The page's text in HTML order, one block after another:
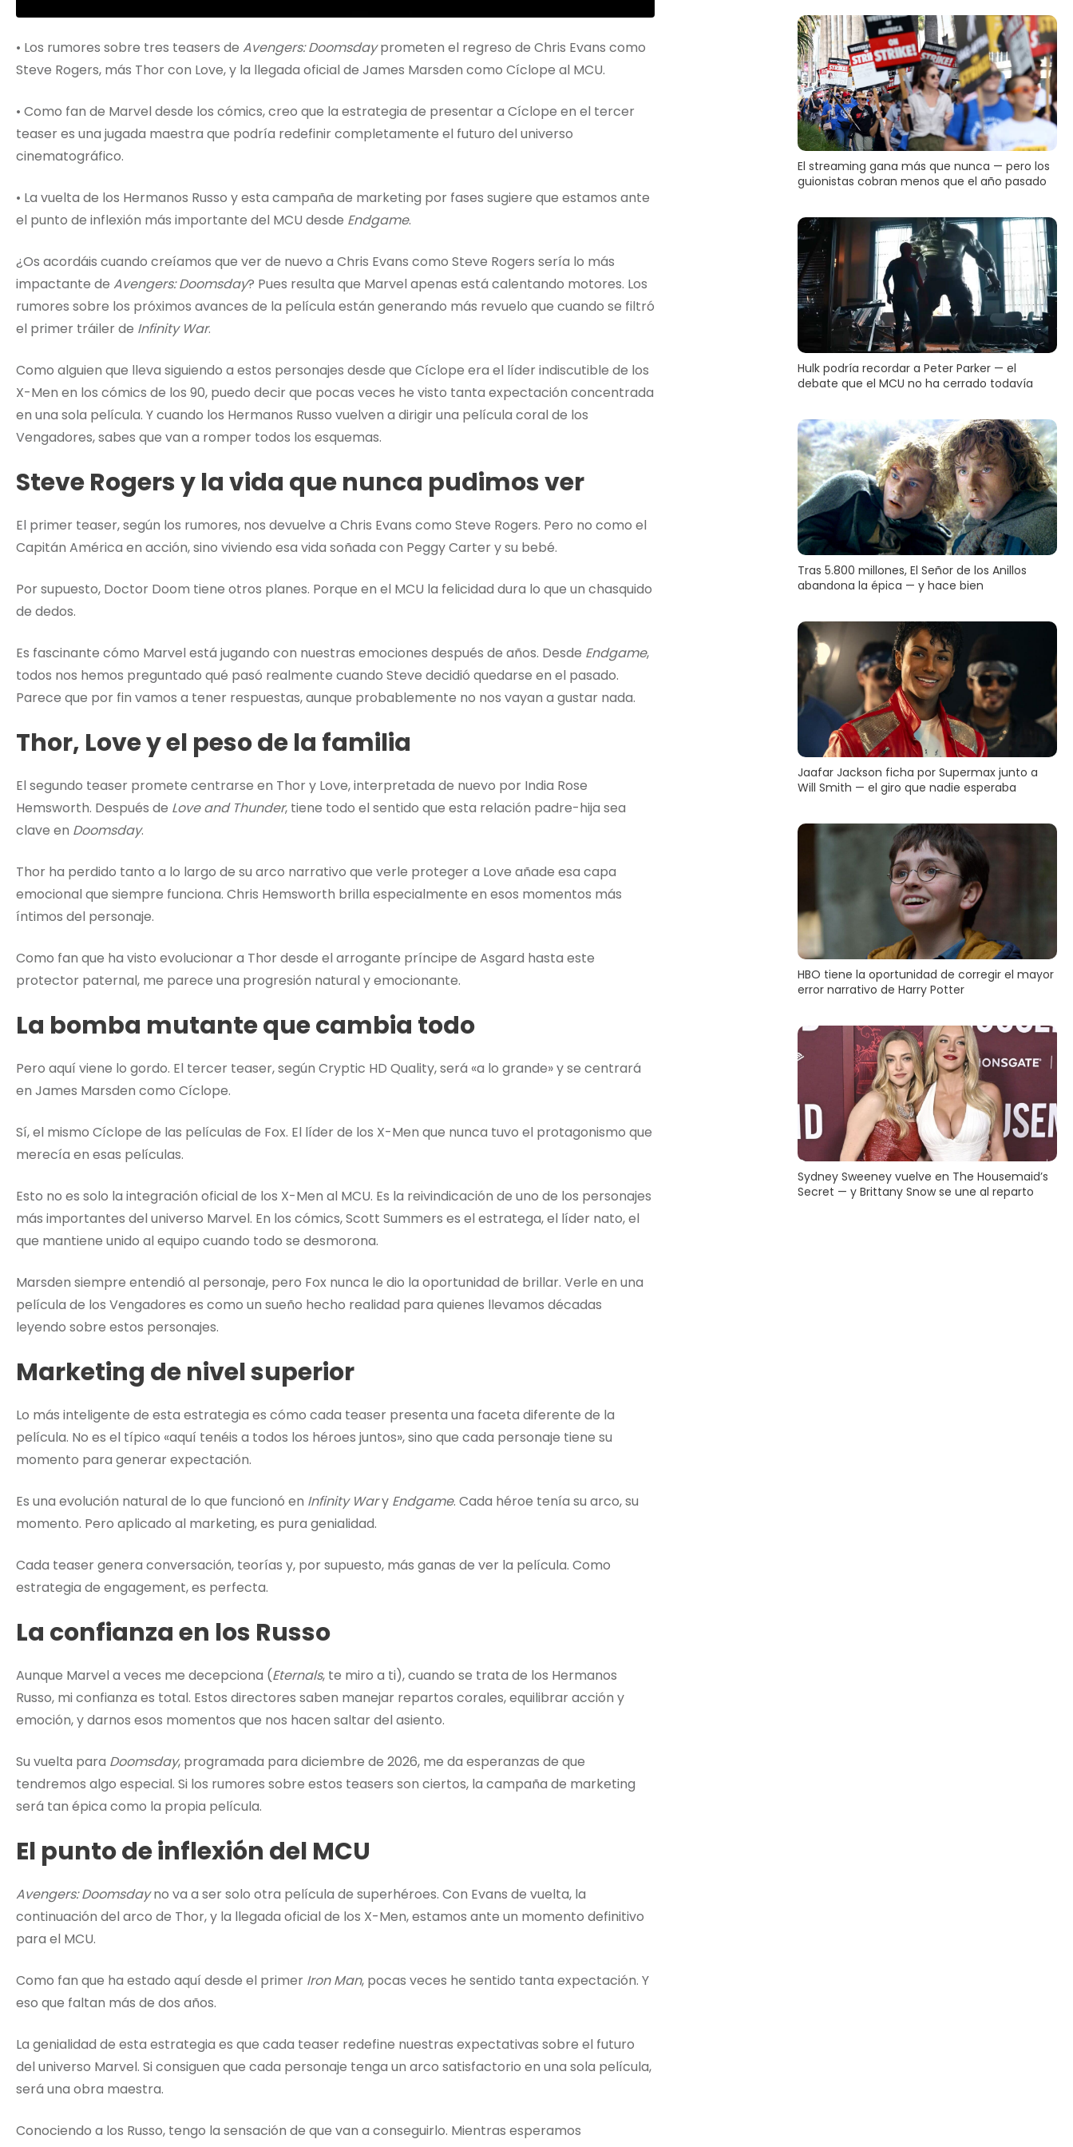
• Los rumores sobre tres teasers de Avengers: Doomsdayprometen el regreso de Chris Evans como
Steve Rogers, más Thor con Love, y la llegada oficial de James Marsden como Cíclope al MCU.
• Como fan de Marvel desde los cómics, creo que la estrategia de presentar a Cíclope en el tercer
teaser es una jugada maestra que podría redefinir completamente el futuro del universo
cinematográfico.
• La vuelta de los Hermanos Russo y esta campaña de marketing por fases sugiere que estamos ante
el punto de inflexión más importante del MCU desde Endgame.
¿Os acordáis cuando creíamos que ver de nuevo a Chris Evans como Steve Rogers sería lo más
impactante de Avengers: Doomsday? Pues resulta que Marvel apenas está calentando motores. Los
rumores sobre los próximos avances de la película están generando más revuelo que cuando se filtró
el primer tráiler de Infinity War.
Como alguien que lleva siguiendo a estos personajes desde que Cíclope era el líder indiscutible de los
X-Men en los cómics de los 90, puedo decir que pocas veces he visto tanta expectación concentrada
en una sola película. Y cuando los Hermanos Russo vuelven a dirigir una película coral de los
Vengadores, sabes que van a romper todos los esquemas.
Steve Rogers y la vida que nunca pudimos ver
El primer teaser, según los rumores, nos devuelve a Chris Evans como Steve Rogers. Pero no como el
Capitán América en acción, sino viviendo esa vida soñada con Peggy Carter y su bebé.
Por supuesto, Doctor Doom tiene otros planes. Porque en el MCU la felicidad dura lo que un chasquido
de dedos.
Es fascinante cómo Marvel está jugando con nuestras emociones después de años. Desde Endgame,
todos nos hemos preguntado qué pasó realmente cuando Steve decidió quedarse en el pasado.
Parece que por fin vamos a tener respuestas, aunque probablemente no nos vayan a gustar nada.
Thor, Love y el peso de la familia
El segundo teaser promete centrarse en Thor y Love, interpretada de nuevo por India Rose
Hemsworth. Después de Love and Thunder, tiene todo el sentido que esta relación padre-hija sea
clave en Doomsday.
Thor ha perdido tanto a lo largo de su arco narrativo que verle proteger a Love añade esa capa
emocional que siempre funciona. Chris Hemsworth brilla especialmente en esos momentos más
íntimos del personaje.
Como fan que ha visto evolucionar a Thor desde el arrogante príncipe de Asgard hasta este
protector paternal, me parece una progresión natural y emocionante.
La bomba mutante que cambia todo
Pero aquí viene lo gordo. El tercer teaser, según Cryptic HD Quality, será «a lo grande» y se centrará
en James Marsden como Cíclope.
Sí, el mismo Cíclope de las películas de Fox. El líder de los X-Men que nunca tuvo el protagonismo que
merecía en esas películas.
Esto no es solo la integración oficial de los X-Men al MCU. Es la reivindicación de uno de los personajes
más importantes del universo Marvel. En los cómics, Scott Summers es el estratega, el líder nato, el
que mantiene unido al equipo cuando todo se desmorona.
Marsden siempre entendió al personaje, pero Fox nunca le dio la oportunidad de brillar. Verle en una
película de los Vengadores es como un sueño hecho realidad para quienes llevamos décadas
leyendo sobre estos personajes.
Marketing de nivel superior
Lo más inteligente de esta estrategia es cómo cada teaser presenta una faceta diferente de la
película. No es el típico «aquí tenéis a todos los héroes juntos», sino que cada personaje tiene su
momento para generar expectación.
Es una evolución natural de lo que funcionó en Infinity Wary Endgame. Cada héroe tenía su arco, su
momento. Pero aplicado al marketing, es pura genialidad.
Cada teaser genera conversación, teorías y, por supuesto, más ganas de ver la película. Como
estrategia de engagement, es perfecta.
La confianza en los Russo
Aunque Marvel a veces me decepciona (Eternals, te miro a ti), cuando se trata de los Hermanos
Russo, mi confianza es total. Estos directores saben manejar repartos corales, equilibrar acción y
emoción, y darnos esos momentos que nos hacen saltar del asiento.
Su vuelta para Doomsday, programada para diciembre de 2026, me da esperanzas de que
tendremos algo especial. Si los rumores sobre estos teasers son ciertos, la campaña de marketing
será tan épica como la propia película.
El punto de inflexión del MCU
Avengers: Doomsdayno va a ser solo otra película de superhéroes. Con Evans de vuelta, la
continuación del arco de Thor, y la llegada oficial de los X-Men, estamos ante un momento definitivo
para el MCU.
Como fan que ha estado aquí desde el primer Iron Man, pocas veces he sentido tanta expectación. Y
eso que faltan más de dos años.
La genialidad de esta estrategia es que cada teaser redefine nuestras expectativas sobre el futuro
del universo Marvel. Si consiguen que cada personaje tenga un arco satisfactorio en una sola película,
será una obra maestra.
Conociendo a los Russo, tengo la sensación de que van a conseguirlo. Mientras esperamos
El streaming gana más que nunca — pero los
guionistas cobran menos que el año pasado
Hulk podría recordar a Peter Parker — el
debate que el MCU no ha cerrado todavía
Tras 5.800 millones, El Señor de los Anillos
abandona la épica — y hace bien
Jaafar Jackson ficha por Supermax junto a
Will Smith — el giro que nadie esperaba
HBO tiene la oportunidad de corregir el mayor
error narrativo de Harry Potter
Sydney Sweeney vuelve en The Housemaid’s
Secret — y Brittany Snow se une al reparto